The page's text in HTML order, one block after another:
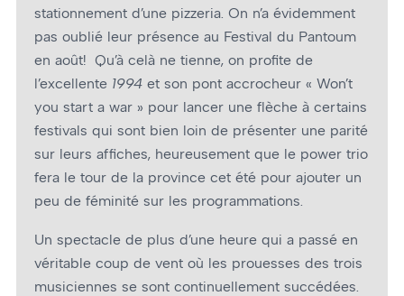
stationnement d’une pizzeria. On n’a évidemment
pas oublié leur présence au Festival du Pantoum
en août! Qu’à celà ne tienne, on profite de
l’excellente 1994 et son pont accrocheur « Won’t
you start a war » pour lancer une flèche à certains
festivals qui sont bien loin de présenter une parité
sur leurs affiches, heureusement que le power trio
fera le tour de la province cet été pour ajouter un
peu de féminité sur les programmations.
Un spectacle de plus d’une heure qui a passé en
véritable coup de vent où les prouesses des trois
musiciennes se sont continuellement succédées.